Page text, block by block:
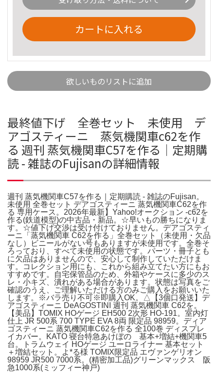
カートに入れる
欲しいものリストに追加
最終値下げ 全巻セット 未使用 デ
アゴスティーニ 蒸気機関車c62を作
る 週刊 蒸気機関車C57を作る｜定期購
読 - 雑誌のFujisanの詳細情報
週刊 蒸気機関車C57を作る｜定期購読 - 雑誌のFujisan。
未使用 全巻セット デアゴスティーニ 蒸気機関車C62を作
る 専用ケース。2026年最新】Yahoo!オークション -c62を
作る(鉄道模型)の中古品・新品。☆早いもの勝ちになりま
す。☆値下げ交渉は受け付けておりません。デアゴスティ
ーニ「蒸気機関車 C62を作る」全巻セット（未使用・欠品
なし）ビニールがない号もありますが未使用です。全巻そ
ろっており、すべて未使用の状態です。パーツ・冊子とも
に欠品はありませんので、安心して制作していただけま
す。コレクション用にも、これから組み立てたい方にもお
すすめです。自宅保管品のため、外箱やケースに多少のス
レ・小キズ、潰れがある場合があります。状態は写真をご
確認のうえ、ご理解いただける方のみご購入をお願いいた
します。※バラ売り不可※即購入OK。△【3個口発送】デ
アゴスティーニ DeAGOSTINI 週刊 蒸気機関車 C62を。
【美品】TOMIX HOゲージ EH500 2次形 HO-191。室内灯
仕上 JR 500系 700 TYPE EVA 8両 限定品 98959。ディア
ゴスティーニ 蒸気機関車C62を作る 全100巻 ディスプレ
イカバー。KATO 寝台特急あけぼの 基本+増結+機関車5
台。トラムウェイ HOゲージ ユーロライナー 基本セット
＋増結セット。よ*る様 TOMIX限定品 エヴァンゲリオン
98959 JR500 7000系。(精密加工品)グリーンマックス 阪
急1000系(ミッフィー神戸)